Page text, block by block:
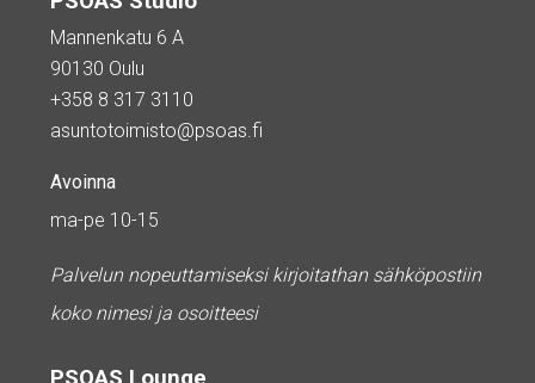
Mannenkatu 6 A
90130 Oulu
+358 8 317 3110
asuntotoimisto@psoas.fi
Avoinna
ma-pe 10-15
Palvelun nopeuttamiseksi kirjoitathan sähköpostiin
koko nimesi ja osoitteesi